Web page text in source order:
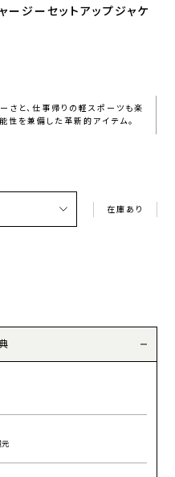
ージーセットアップジャケ
さと、仕事帰りの軽スポーツも楽
性を兼備した革新的アイテム。
在庫あり
元